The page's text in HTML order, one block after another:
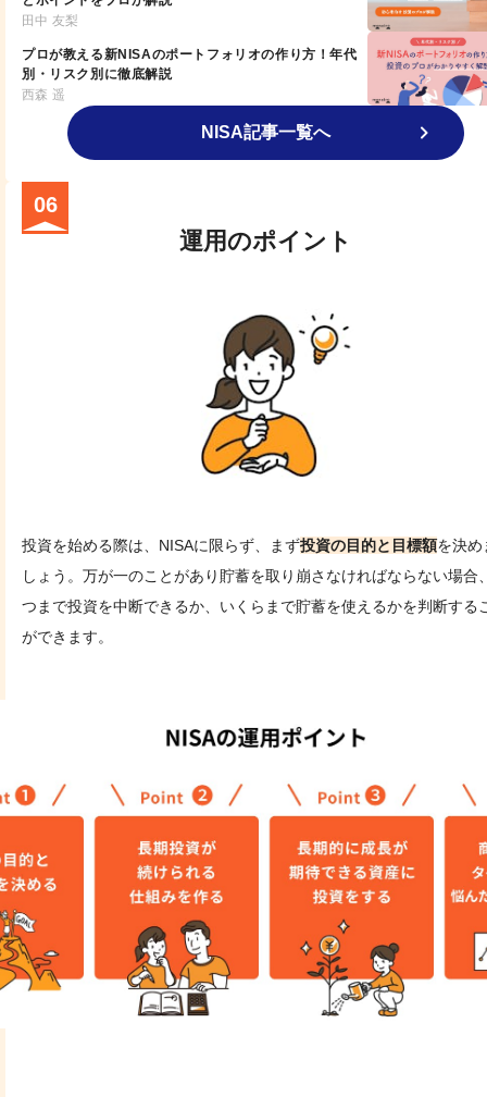
田中 友梨
プロが教える新NISAのポートフォリオの作り方！年代
別・リスク別に徹底解説
西森 遥
NISA記事一覧へ
06
運用のポイント
投資を始める際は、NISAに限らず、まず投資の目的と目標額を決め
しょう。万が一のことがあり貯蓄を取り崩さなければならない場合
つまで投資を中断できるか、いくらまで貯蓄を使えるかを判断する
ができます。